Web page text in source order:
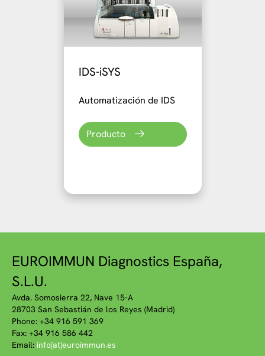
IDS-iSYS
Automatización de IDS
Producto
EUROIMMUN Diagnostics España,
S.L.U.
Avda. Somosierra 22, Nave 15-A
28703 San Sebastián de los Reyes (Madrid)
Phone: +34 916 591 369
Fax: +34 916 586 442
Email: info(at)euroimmun.es